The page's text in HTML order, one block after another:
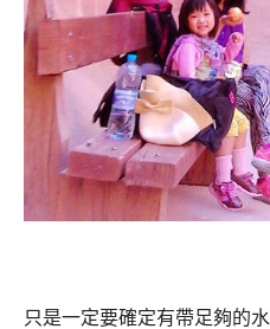
只是一定要確定有帶足夠的水